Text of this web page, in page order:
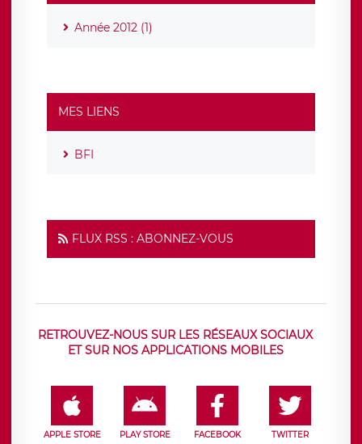
Année 2012 (1)
MES LIENS
BFI
FLUX RSS : ABONNEZ-VOUS
RETROUVEZ-NOUS SUR LES RÉSEAUX SOCIAUX
ET SUR NOS APPLICATIONS MOBILES
APPLE STORE PLAY STORE FACEBOOK TWITTER